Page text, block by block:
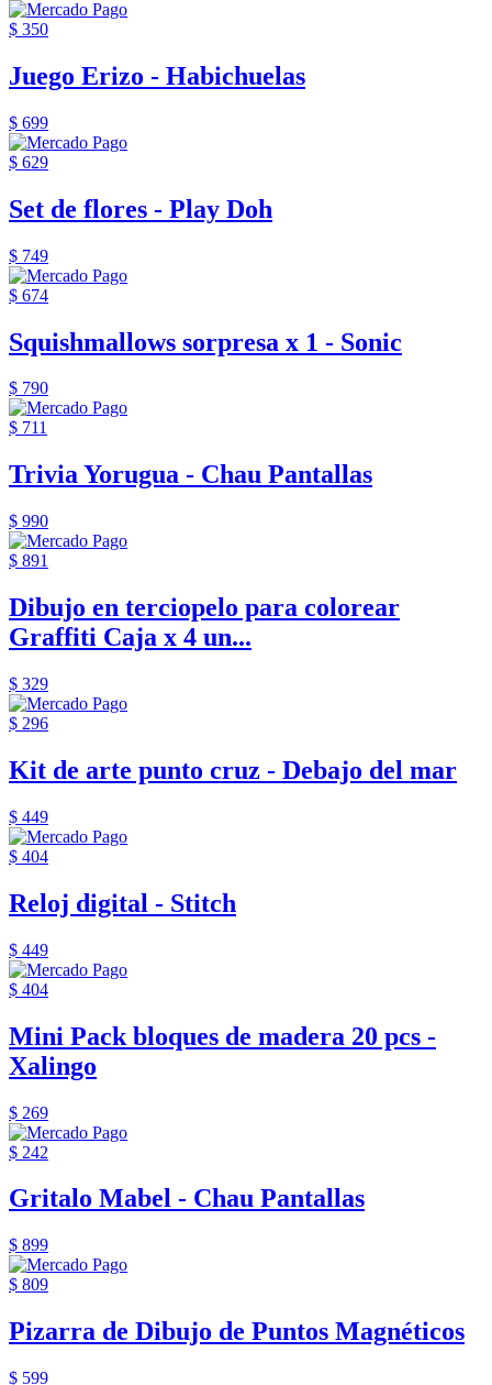
$ 350
Juego Erizo - Habichuelas
$ 699
$ 629
Set de flores - Play Doh
$ 749
$ 674
Squishmallows sorpresa x 1 - Sonic
$ 790
$ 711
Trivia Yorugua - Chau Pantallas
$ 990
$ 891
Dibujo en terciopelo para colorear
Graffiti Caja x 4 un...
$ 329
$ 296
Kit de arte punto cruz - Debajo del mar
$ 449
$ 404
Reloj digital - Stitch
$ 449
$ 404
Mini Pack bloques de madera 20 pcs -
Xalingo
$ 269
$ 242
Gritalo Mabel - Chau Pantallas
$ 899
$ 809
Pizarra de Dibujo de Puntos Magnéticos
$ 599